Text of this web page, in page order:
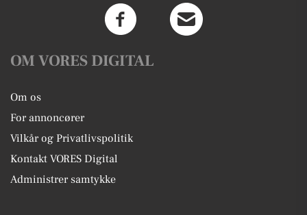
OM VORES DIGITAL
Om os
For annoncører
Vilkår og Privatlivspolitik
Kontakt VORES Digital
Administrer samtykke